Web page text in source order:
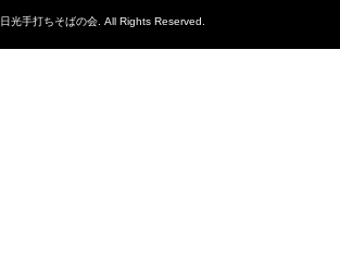
日光手打ちそばの会. All Rights Reserved.